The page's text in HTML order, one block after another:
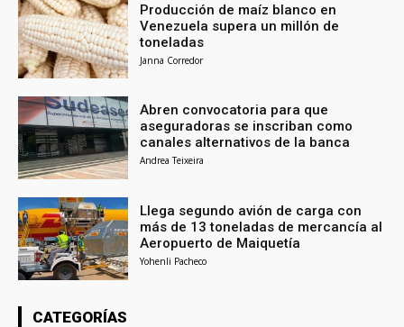
Producción de maíz blanco en
Venezuela supera un millón de
toneladas
Janna Corredor
Abren convocatoria para que
aseguradoras se inscriban como
canales alternativos de la banca
Andrea Teixeira
Llega segundo avión de carga con
más de 13 toneladas de mercancía al
Aeropuerto de Maiquetía
Yohenli Pacheco
CATEGORÍAS